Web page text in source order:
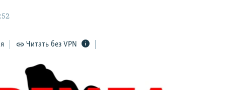
Читать без VPN